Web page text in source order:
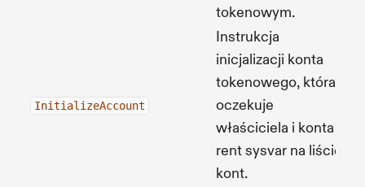
tokenowym.
InitializeAccount
Instrukcja
inicjalizacji konta
tokenowego, która
oczekuje
właściciela i konta
rent sysvar na liście
kont.